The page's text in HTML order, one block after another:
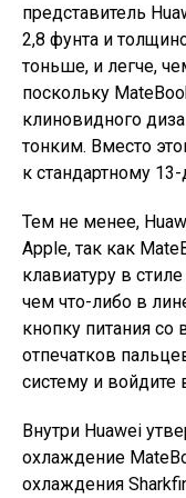
представитель
2,8 фунта и
тоньше, и легче,
поскольку
клиновидного
тонким. Вместо
к стандартному
Тем не менее,
Apple, так как
клавиатуру в
чем что-либо в
кнопку питания
отпечатков
систему и войдите
Внутри Huawei
охлаждение
охлаждения